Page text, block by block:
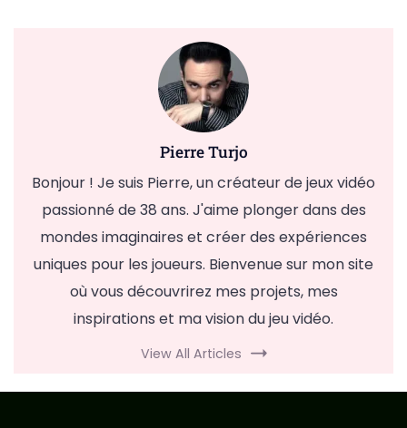
Pierre Turjo
Bonjour ! Je suis Pierre, un créateur de jeux vidéo
passionné de 38 ans. J'aime plonger dans des
mondes imaginaires et créer des expériences
uniques pour les joueurs. Bienvenue sur mon site
où vous découvrirez mes projets, mes
inspirations et ma vision du jeu vidéo.
View All Articles